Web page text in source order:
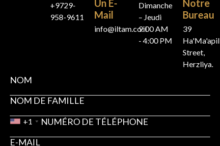
+9729-
958-9611
Un E-
Mail
info@iltam.co.il
Dimanche
– Jeudi
9:00 AM
- 4:00 PM
Notre
Bureau
39
Street,
Herzliya.
+1